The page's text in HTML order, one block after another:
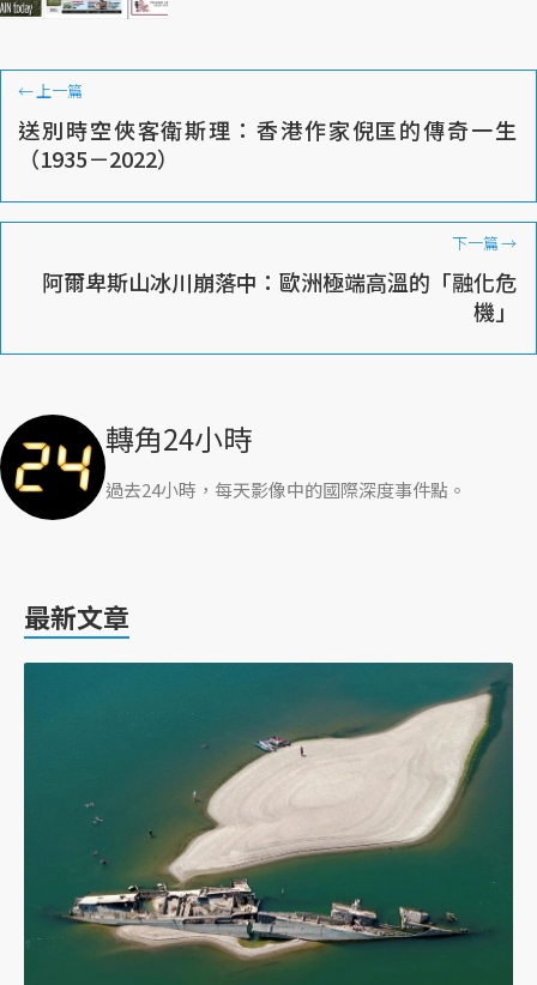
←上一篇
送別時空俠客衛斯理：香港作家倪匡的傳奇一生
（1935－2022）
下一篇→
阿爾卑斯山冰川崩落中：歐洲極端高溫的「融化危
機」
轉角24小時
過去24小時，每天影像中的國際深度事件點。
最新文章